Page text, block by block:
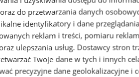
kryminalne w Wodzisławiu
do przetwarzania danych
identyfikatory i dane
reklam i treści, pomiaru
ulepszania usług. Dostawcy stron
Twoje dane w tych i innych
precyzyjne dane geolokalizacyjne i